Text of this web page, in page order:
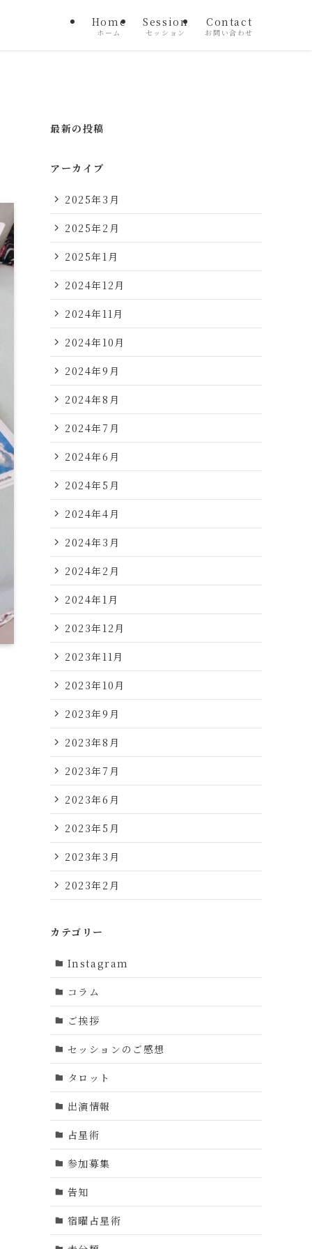
Home
ホーム
Session
セッション
Contact
お問い合わせ
最新の投稿
アーカイブ
2025年3月
2025年2月
2025年1月
2024年12月
2024年11月
2024年10月
2024年9月
2024年8月
2024年7月
2024年6月
2024年5月
2024年4月
2024年3月
2024年2月
2024年1月
2023年12月
2023年11月
2023年10月
2023年9月
2023年8月
2023年7月
2023年6月
2023年5月
2023年3月
2023年2月
カテゴリー
Instagram
コラム
ご挨拶
セッションのご感想
タロット
出演情報
占星術
参加募集
告知
宿曜占星術